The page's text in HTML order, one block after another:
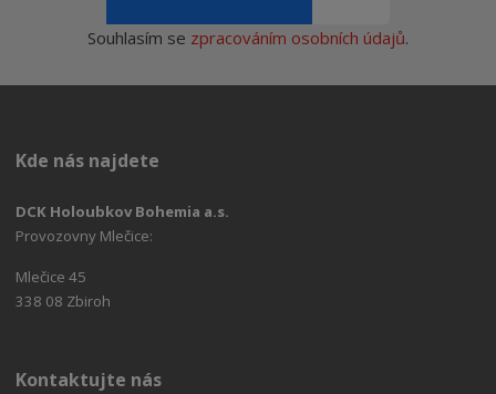
Souhlasím se zpracováním osobních údajů.
Kde nás najdete
DCK Holoubkov Bohemia a.s.
Provozovny Mlečice:
Mlečice 45
338 08 Zbiroh
Kontaktujte nás